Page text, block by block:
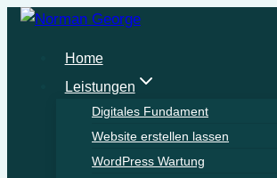
Zum
Home
Leistungen
Digitales Fundament
Website erstellen lassen
WordPress Wartung